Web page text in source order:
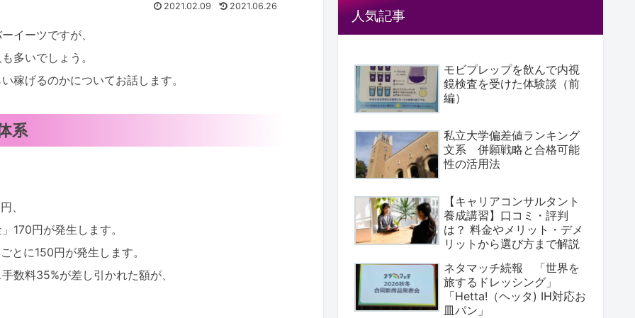
2021.02.09 2021.06.26
イーツですが、
多いでしょう。
稼げるのかについてお話します。
系
、
170円が発生します。
とに150円が発生します。
数料35%が差し引かれた額が、
人気記事
モビプレップを飲んで内視
鏡検査を受けた体験談（前
編）
私立大学偏差値ランキング
文系 併願戦略と合格可能
性の活用法
【キャリアコンサルタント
養成講習】口コミ・評判
は？ 料金やメリット・デメ
リットから選び方まで解説
ネタマッチ続報 「世界を
旅するドレッシング」
「Hetta!（ヘッタ) IH対応お
皿パン」